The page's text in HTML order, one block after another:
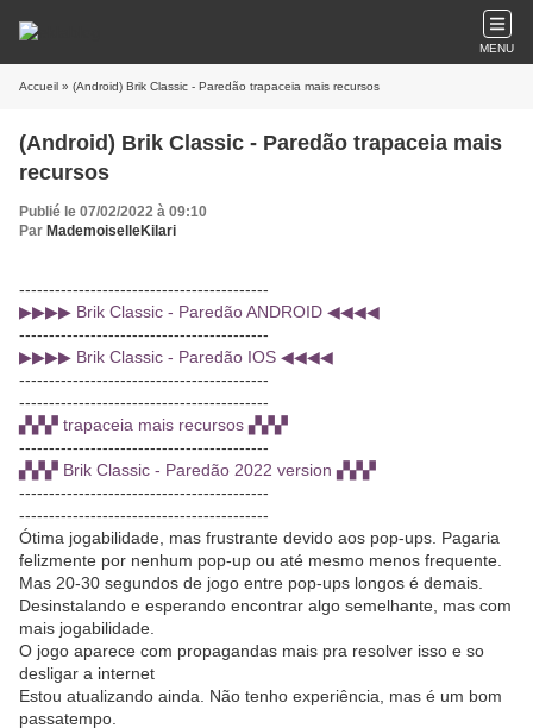
MENU
Accueil » (Android) Brik Classic - Paredão trapaceia mais recursos
(Android) Brik Classic - Paredão trapaceia mais
recursos
Publié le 07/02/2022 à 09:10
Par MademoiselleKilari
------------------------------------------
▶▶▶▶ Brik Classic - Paredão ANDROID ◀◀◀◀
------------------------------------------
▶▶▶▶ Brik Classic - Paredão IOS ◀◀◀◀
------------------------------------------
------------------------------------------
▞▞▞ trapaceia mais recursos ▞▞▞
------------------------------------------
▞▞▞ Brik Classic - Paredão 2022 version ▞▞▞
------------------------------------------
------------------------------------------
Ótima jogabilidade, mas frustrante devido aos pop-ups. Pagaria
felizmente por nenhum pop-up ou até mesmo menos frequente.
Mas 20-30 segundos de jogo entre pop-ups longos é demais.
Desinstalando e esperando encontrar algo semelhante, mas com
mais jogabilidade.
O jogo aparece com propagandas mais pra resolver isso e so
desligar a internet
Estou atualizando ainda. Não tenho experiência, mas é um bom
passatempo.